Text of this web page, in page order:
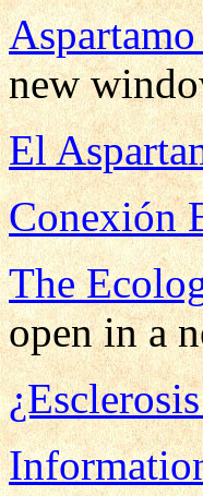
new
El
Conexión
The
open in a